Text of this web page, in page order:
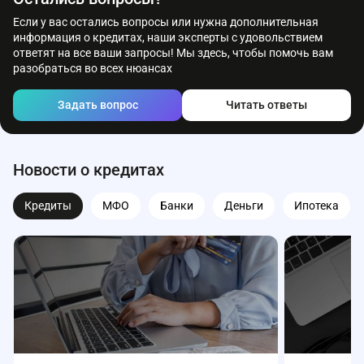
Если у вас остались вопросы или нужна дополнительная
информация о кредитах, наши эксперты с удовольствием
ответят на все ваши запросы! Мы здесь, чтобы помочь вам
разобраться во всех нюансах
Задать вопрос Читать ответы
Новости о кредитах
Кредиты МФО Банки Деньги Ипотека